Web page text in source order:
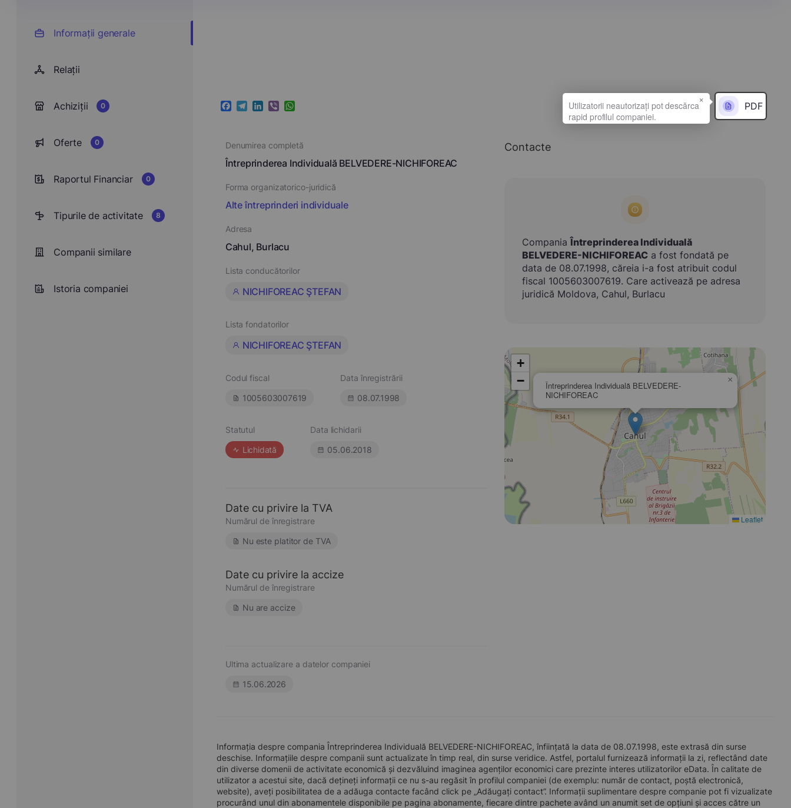
Informații generale
Relații
Achiziții 0
Oferte 0
Raportul Financiar 0
Tipurile de activitate 8
Companii similare
Istoria companiei
Facebook
Telegram
LinkedIn
ViberWhatsApp PDF
Denumirea completă
Întreprinderea Individuală BELVEDERE-NICHIFOREAC
Forma organizatorico-juridică
Alte întreprinderi individuale
Adresa
Cahul, Burlacu
Lista conducătorilor
NICHIFOREAC ŞTEFAN
Lista fondatorilor
NICHIFOREAC ŞTEFAN
Codul fiscal
1005603007619
Data înregistrării
08.07.1998
Statutul
Lichidată
Data lichidarii
05.06.2018
Date cu privire la TVA
Numărul de înregistrare
Nu este platitor de TVA
Date cu privire la accize
Numărul de înregistrare
Nu are accize
Ultima actualizare a datelor companiei
15.06.2026
Contacte
CompaniaÎntreprinderea Individuală
BELVEDERE-NICHIFOREACa fost fondată pe
data de 08.07.1998, căreia i-a fost atribuit codul
fiscal 1005603007619. Care activează pe adresa
juridică Moldova, Cahul, Burlacu
Întreprinderea Individuală BELVEDERE-
NICHIFOREAC
×
+
−
Leaflet
Informația despre compania Întreprinderea Individuală BELVEDERE-NICHIFOREAC, înființată la data de 08.07.1998, este extrasă din surse
deschise. Informațiile despre companii sunt actualizate în timp real, din surse veridice. Astfel, portalul furnizează informații la zi, reflectând date
din diverse domenii de activitate economică și dezvăluind imaginea agenților economici care prezinte interes utilizatorilor eData. În calitate de
utilizator a acestui site, dacă dețineți informații ce nu s-au regăsit în profilul companiei (de exemplu: număr de contact, poștă electronică,
website), aveți posibilitatea de a adăuga contacte facând click pe „Adăugați contact”. Informații suplimentare despre companie pot fi vizualizate
procurând unul din abonamentele disponibile pe pagina abonamente, fiecare dintre pachete având un anumit set de opțiuni și acces către un
×